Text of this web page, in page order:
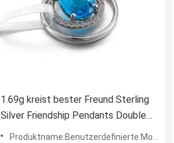
1.69g kreist bester Freund Sterling
Silver Friendship Pendants Double
Sapphire Birthstone Necklace ein
Produktname:Benutzerdefinierte Modeschmuck Frauen 925 Sterling Silber Edelstein Anhänger Halsketten